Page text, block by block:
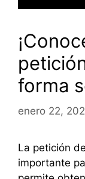
forma
enero 22,
La petición
importante